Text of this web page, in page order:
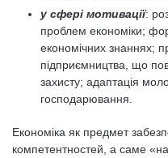
у сфері мотивації:
проблем економіки;
економічних знаннях;
підприємництва, що
захисту; адаптація
господарювання.
Економіка як предмет
компетентностей, а саме